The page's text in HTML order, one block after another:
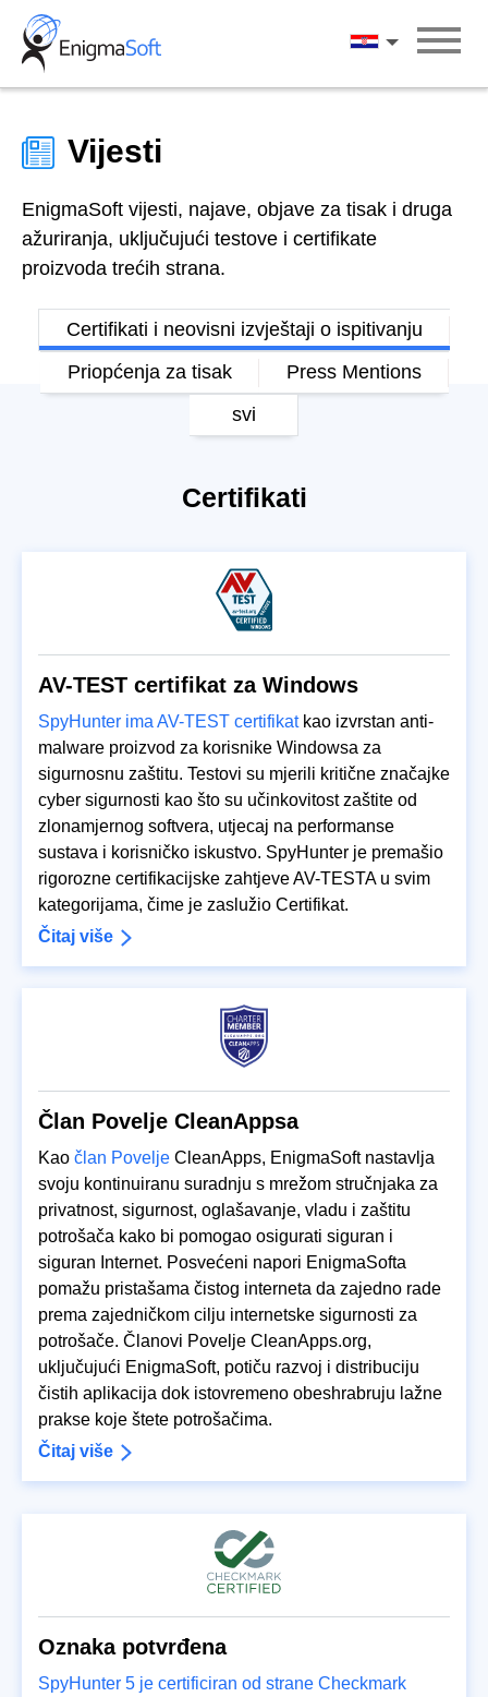
Skip
content
Hrvatski
Vijesti
EnigmaSoft vijesti, najave, objave za tisak i druga
ažuriranja, uključujući testove i certifikate
proizvoda trećih strana.
Certifikati i neovisni izvještaji o ispitivanju
Priopćenja za tisak
Press Mentions
svi
Certifikati
AV-TEST certifikat za Windows
SpyHunter ima AV-TEST certifikatkao izvrstan anti-
malware proizvod za korisnike Windowsa za
sigurnosnu zaštitu. Testovi su mjerili kritične značajke
cyber sigurnosti kao što su učinkovitost zaštite od
zlonamjernog softvera, utjecaj na performanse
sustava i korisničko iskustvo. SpyHunter je premašio
rigorozne certifikacijske zahtjeve AV-TESTA u svim
kategorijama, čime je zaslužio Certifikat.
Čitaj više
Član Povelje CleanAppsa
Kao član Povelje CleanApps, EnigmaSoft nastavlja
svoju kontinuiranu suradnju s mrežom stručnjaka za
privatnost, sigurnost, oglašavanje, vladu i zaštitu
potrošača kako bi pomogao osigurati siguran i
siguran Internet. Posvećeni napori EnigmaSofta
pomažu pristašama čistog interneta da zajedno rade
prema zajedničkom cilju internetske sigurnosti za
potrošače. Članovi Povelje CleanApps.org,
uključujući EnigmaSoft, potiču razvoj i distribuciju
čistih aplikacija dok istovremeno obeshrabruju lažne
prakse koje štete potrošačima.
Čitaj više
Oznaka potvrđena
SpyHunter 5 je certificiran od strane Checkmark